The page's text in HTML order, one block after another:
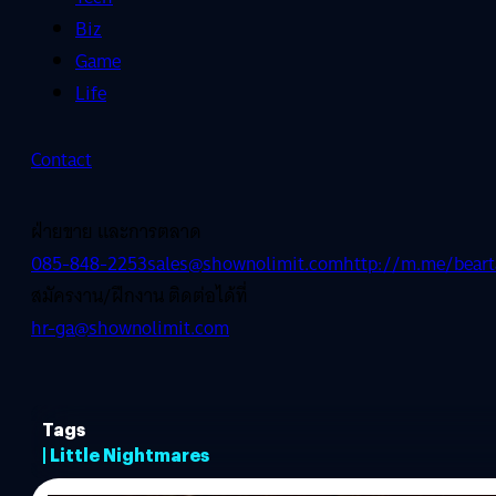
Biz
Game
Life
Contact
ฝ่ายขาย และการตลาด
085-848-2253sales@shownolimit.comhttp://m.me/
สมัครงาน/ฝึกงาน ติดต่อได้ที่
hr-ga@shownolimit.com
Tags
| Little Nightmares